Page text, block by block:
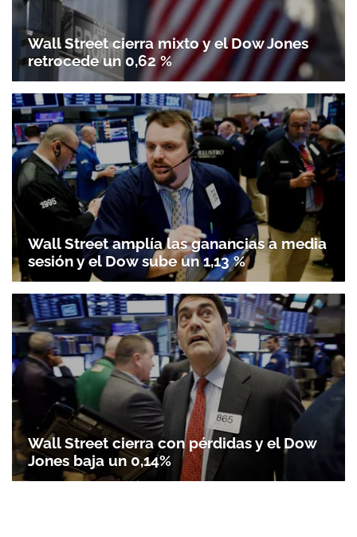
Wall Street cierra mixto y el Dow Jones
retrocede un 0,62 %
Wall Street amplía las ganancias a media
sesión y el Dow sube un 1,13 %
Wall Street cierra con pérdidas y el Dow
Jones baja un 0,14%